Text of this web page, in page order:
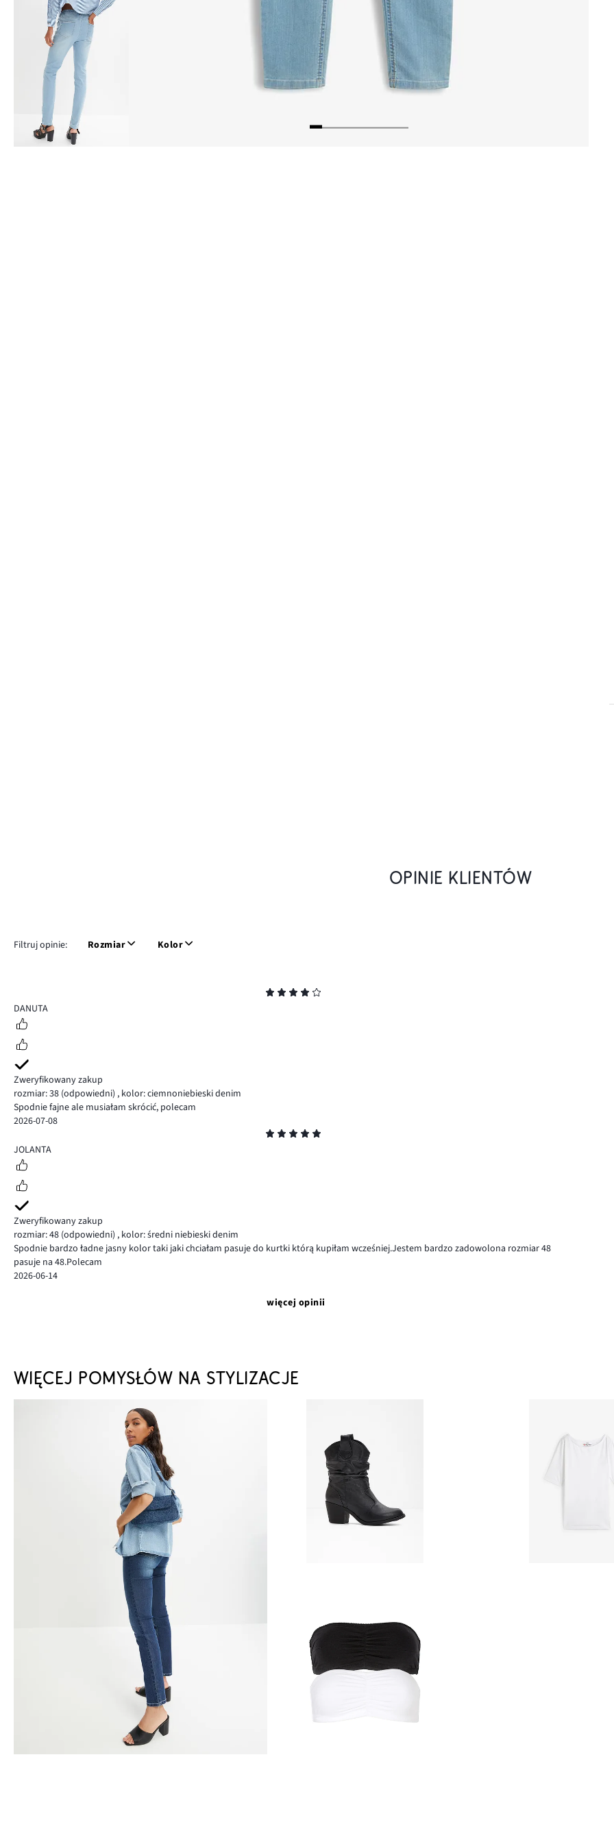
OPINIE KLIENTÓW
Filtruj opinie: Rozmiar Kolor
4
DANUTA
Zweryfikowany zakup
rozmiar: 38 (odpowiedni) , kolor: ciemnoniebieski denim
Spodnie fajne ale musiałam skrócić, polecam
2026-07-08
5
JOLANTA
Zweryfikowany zakup
rozmiar: 48 (odpowiedni) , kolor: średni niebieski denim
Spodnie bardzo ładne jasny kolor taki jaki chciałam pasuje do kurtki którą kupiłam wcześniej.Jestem bardzo zadowolona rozmiar 48
pasuje na 48.Polecam
2026-06-14
więcej opinii
WIĘCEJ POMYSŁÓW NA STYLIZACJE